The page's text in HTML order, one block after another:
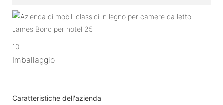
10
Imballaggio
Caratteristiche dell'azienda